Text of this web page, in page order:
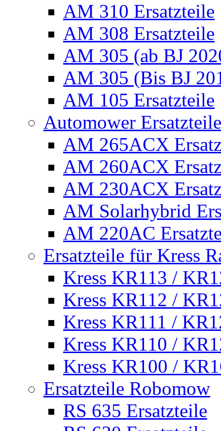
AM 310 Ersatzteile
AM 308 Ersatzteile
AM 305 (ab BJ
AM 305 (Bis BJ
AM 105 Ersatzteile
Automower
AM 265ACX
AM 260ACX
AM 230ACX
AM Solarhybrid
AM 220AC
Ersatzteile für Kress
Kress KR113 /
Kress KR112 /
Kress KR111 /
Kress KR110 /
Kress KR100 /
Ersatzteile Robomow
RS 635 Ersatzteile